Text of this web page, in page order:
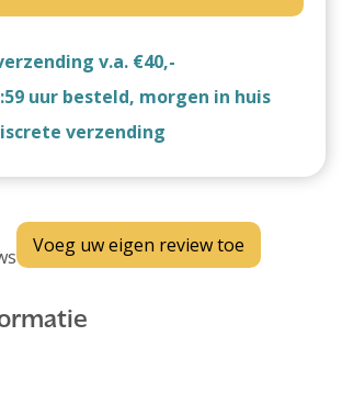
v.a. €40,-
uur besteld, morgen in huis
verzending
Voeg uw eigen review toe